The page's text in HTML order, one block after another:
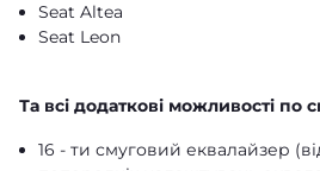
Seat Altea
Seat Leon
Та всі додаткові можливості по
16 - ти смуговий еквалайзер